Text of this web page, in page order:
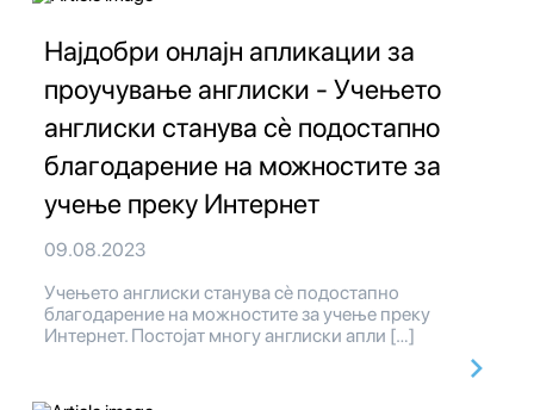
Најдобри онлајн апликации за
проучување англиски - Учењето
англиски станува сè подостапно
благодарение на можностите за
учење преку Интернет
09.08.2023
Учењето англиски станува сè подостапно
благодарение на можностите за учење преку
Интернет. Постојат многу англиски апли […]